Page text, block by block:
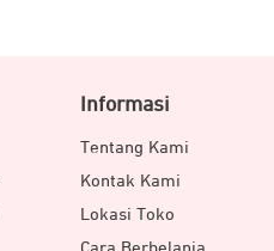
Informasi
Tentang Kami
Kontak Kami
Lokasi Toko